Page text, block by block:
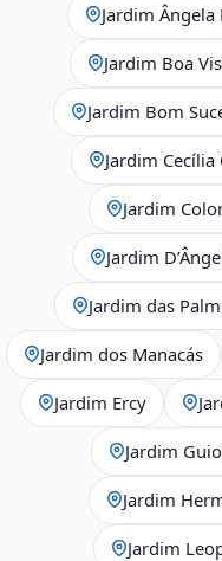
Jardim Ângela
Jardim Boa
Jardim Bom
Jardim Cecília
Jardim
Jardim
Jardim das
Jardim dos Manacás
Jardim Ercy
Jardim
Jardim
Jardim